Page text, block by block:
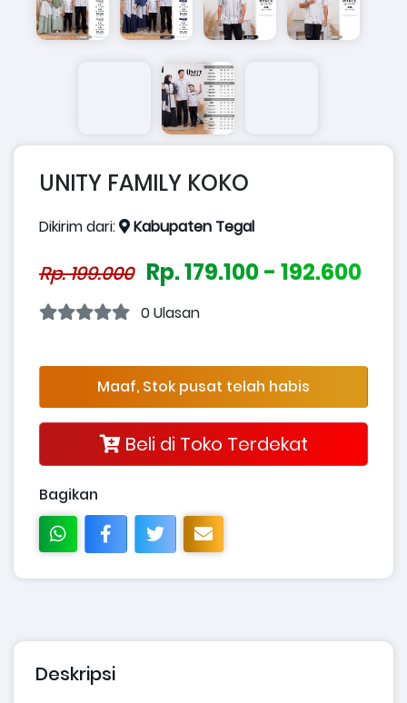
UNITY FAMILY KOKO
Dikirim dari: Kabupaten Tegal
Rp. 199.000 Rp. 179.100 - 192.600
0 Ulasan
Maaf, Stok pusat telah habis
Beli di Toko Terdekat
Bagikan
Deskripsi